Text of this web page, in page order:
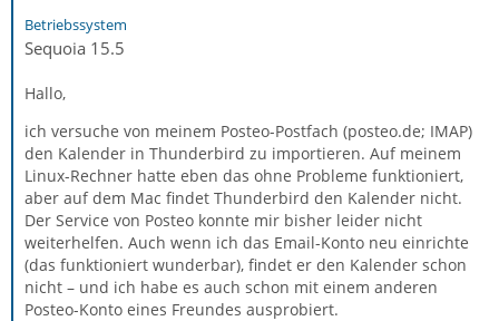
Betriebssystem
Sequoia 15.5
Hallo,
ich versuche von meinem Posteo-Postfach (posteo.de; IMAP)
den Kalender in Thunderbird zu importieren. Auf meinem
Linux-Rechner hatte eben das ohne Probleme funktioniert,
aber auf dem Mac findet Thunderbird den Kalender nicht.
Der Service von Posteo konnte mir bisher leider nicht
weiterhelfen. Auch wenn ich das Email-Konto neu einrichte
(das funktioniert wunderbar), findet er den Kalender schon
nicht – und ich habe es auch schon mit einem anderen
Posteo-Konto eines Freundes ausprobiert.